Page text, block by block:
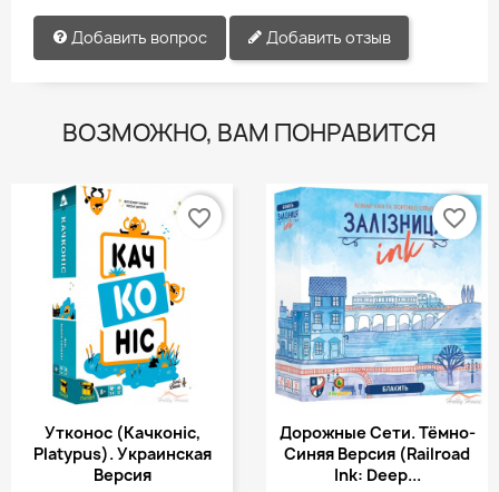
Добавить вопрос Добавить отзыв
ВОЗМОЖНО, ВАМ ПОНРАВИТСЯ
Утконос (Качконіс,
Platypus). Украинская
Версия
favorite_border
Дорожные Сети. Тёмно-
Синяя Версия (Railroad
Ink: Deep...
favorite_border